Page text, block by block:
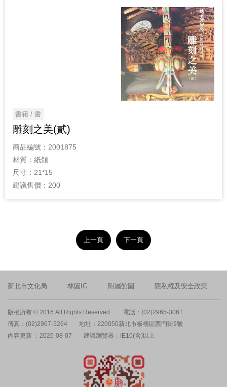
書籍 / 書
雕刻之美(貳)
商品編號： 2001875
材質： 紙類
尺寸： 21*15
建議售價： 200
上一頁 下一頁
新北市文化局 林園IG 附屬館園 隱私權及安全政策
版權所有 © 2016 All Rights Reserved.
電話：(02)2965-3061
傳真：(02)2967-5264
地址：220050新北市板橋區西門街9號
內容更新 ：2026-08-07
建議瀏覽器：IE10(含)以上